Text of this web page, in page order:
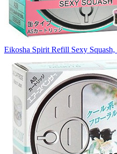
Eikosha Spirit Refill Sexy Squash,